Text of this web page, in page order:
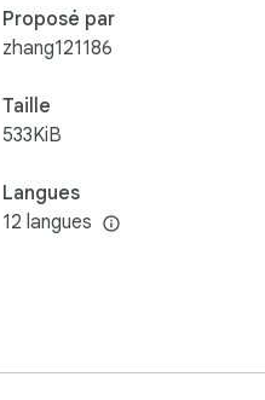
Proposé par
zhang121186
Taille
533KiB
Langues
12 langues